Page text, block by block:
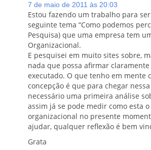
7 de maio de 2011 às 20:03
Estou fazendo um trabalho para
seguinte tema “Como podemos
Pesquisa) que uma empresa tem
Organizacional.
E pesquisei em muito sites sobre,
nada que possa afirmar
executado. O que tenho em mente
concepção é que para chegar
necessário uma primeira análise
assim já se pode medir como esta
organizacional no presente
ajudar, qualquer reflexão é bem
Grata